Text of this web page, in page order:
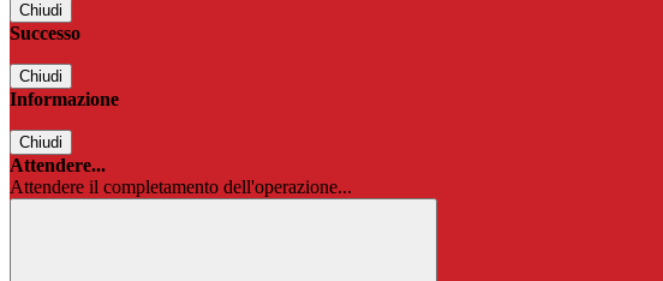
Chiudi
Successo
Chiudi
Informazione
Chiudi
Attendere...
Attendere il completamento dell'operazione...